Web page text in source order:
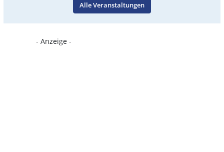
Alle Veranstaltungen
- Anzeige -